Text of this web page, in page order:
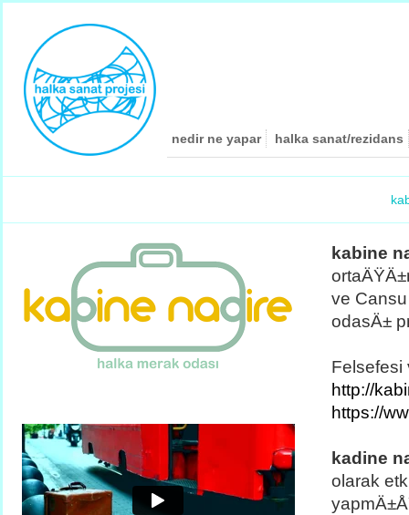
nedir ne yapar halka sanat/rezidans
kabine
ve
odasÄ±
Felsefesi
http://
https://
kadine
olarak